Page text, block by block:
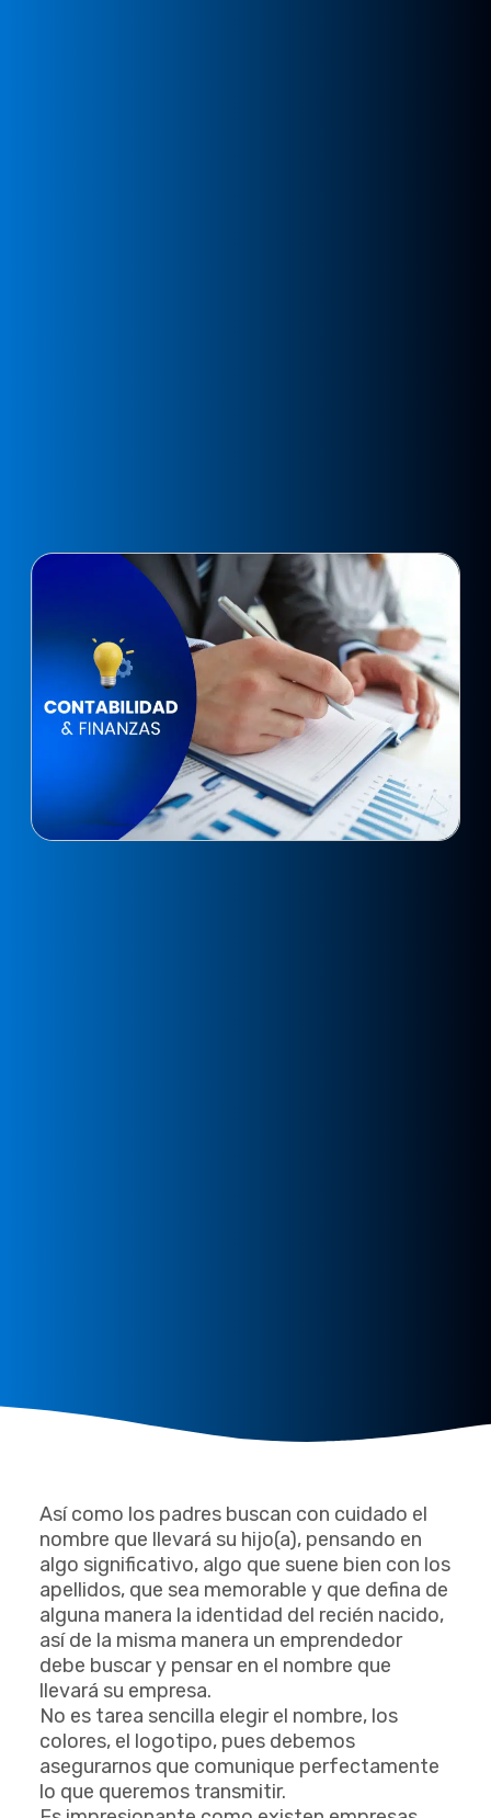
Así como los padres buscan con cuidado el
nombre que llevará su hijo(a), pensando en
algo significativo, algo que suene bien con los
apellidos, que sea memorable y que defina de
alguna manera la identidad del recién nacido,
así de la misma manera un emprendedor
debe buscar y pensar en el nombre que
llevará su empresa.
No es tarea sencilla elegir el nombre, los
colores, el logotipo, pues debemos
asegurarnos que comunique perfectamente
lo que queremos transmitir.